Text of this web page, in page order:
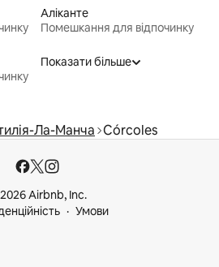
Аліканте
Помешкання для відпочинку
Показати більше
Ла-Манча Córcoles
Airbnb, Inc.
Умови